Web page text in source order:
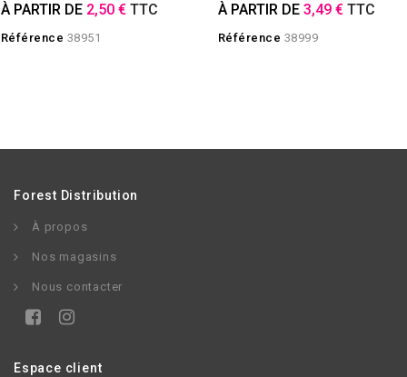
À PARTIR DE 2,50 € TTC
Référence 38951
À PARTIR DE 3,49 € TTC
Référence 38999
Forest Distribution
À propos
Nos magasins
Nous contacter
Espace client